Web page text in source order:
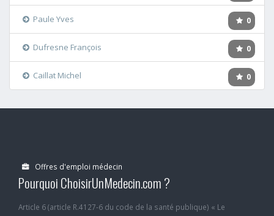
0
Paule Yves
0
Dufresne François
0
Caillat Michel
Offres d'emploi médecin
Pourquoi ChoisirUnMedecin.com ?
Article 6 (article R.4127-6 du code de la santé publique) « Le